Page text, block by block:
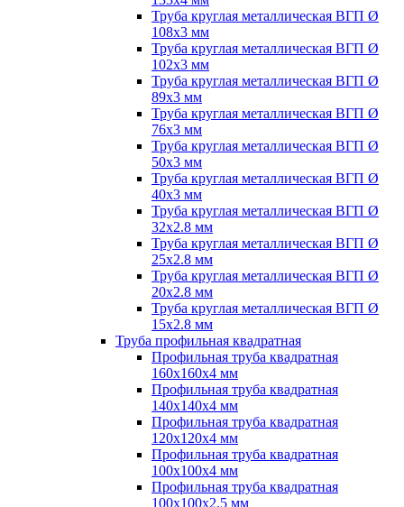
Труба круглая металлическая ВГП Ø
108х3 мм
Труба круглая металлическая ВГП Ø
102х3 мм
Труба круглая металлическая ВГП Ø
89х3 мм
Труба круглая металлическая ВГП Ø
76х3 мм
Труба круглая металлическая ВГП Ø
50х3 мм
Труба круглая металлическая ВГП Ø
40х3 мм
Труба круглая металлическая ВГП Ø
32х2.8 мм
Труба круглая металлическая ВГП Ø
25х2.8 мм
Труба круглая металлическая ВГП Ø
20х2.8 мм
Труба круглая металлическая ВГП Ø
15х2.8 мм
Труба профильная квадратная
Профильная труба квадратная
160х160х4 мм
Профильная труба квадратная
140х140х4 мм
Профильная труба квадратная
120х120х4 мм
Профильная труба квадратная
100х100х4 мм
Профильная труба квадратная
100х100х2.5 мм